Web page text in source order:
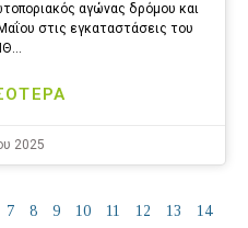
αγώνας δρόμου και
στις εγκαταστάσεις του
2025
7 8 9 10 11 12 13
14